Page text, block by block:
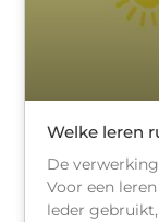
Welke leren
De
Voor een
leder